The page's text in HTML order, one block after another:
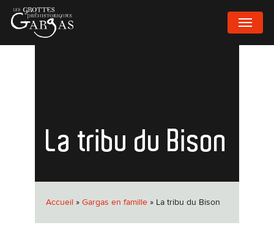
Passer
contenu
MENU
La tribu du Bison
Accueil »Gargas en famille » La tribu du Bison